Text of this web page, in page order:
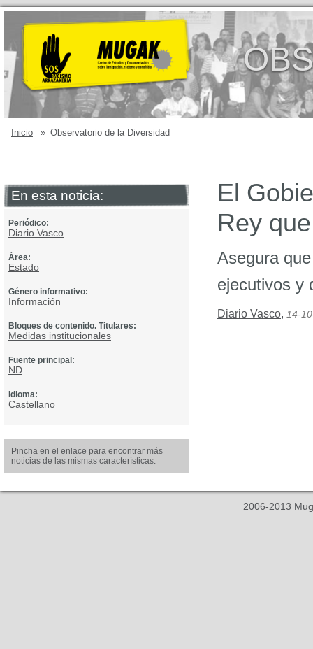
Inicio » Observatorio de la Diversidad
En esta noticia:
Periódico:
Diario Vasco
Área:
Estado
Género informativo:
Información
Bloques de contenido. Titulares:
Medidas institucionales
Fuente principal:
ND
Idioma:
Castellano
Pincha en el enlace para encontrar más
noticias de las mismas características.
El
Rey
Asegura
ejecutivos y
Diario Vasco, 14-
2006-2013